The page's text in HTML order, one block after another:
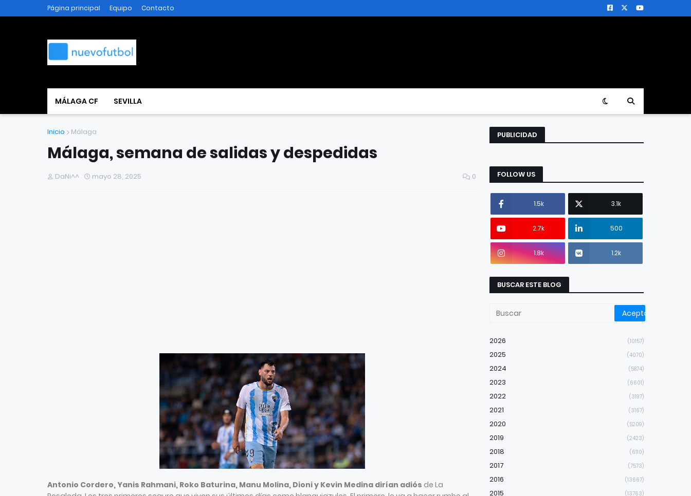
Página principal Equipo Contacto
MÁLAGA CF SEVILLA
Inicio Málaga
Málaga, semana de salidas y despedidas
DaNi^^ mayo 28, 2025 0
Antonio Cordero, Yanis Rahmani, Roko Baturina, Manu Molina, Dioni y Kevin Medina dirían adiós de La
PUBLICIDAD
FOLLOW US
1.5k 3.1k
2.7k 500
1.8k 1.2k
BUSCAR ESTE BLOG
2026 (10157)
2025 (4070)
2024 (5874)
2023 (6601)
2022 (3197)
2021 (3167)
2020 (5209)
2019 (2423)
2018 (6110)
2017 (7573)
2016 (13667)
2015 (13763)